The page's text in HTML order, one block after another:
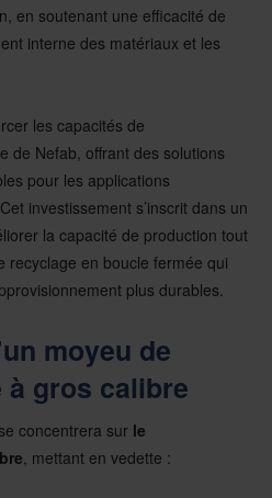
en soutenant une efficacité de
interne des matériaux et les
les capacités de
de Nefab, offrant des solutions
pour les applications
investissement s’inscrit dans un
la capacité de production tout
recyclage en boucle fermée qui
plus durables.
moyeu de
gros calibre
concentrera sur le
, mettant en vedette :